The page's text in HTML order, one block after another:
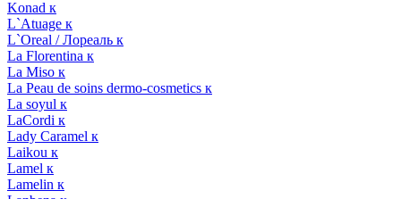
Konad к
L`Atuage к
L`Oreal / Лореаль к
La Florentina к
La Miso к
La Peau de soins dermo-cosmetics к
La soyul к
LaCordi к
Lady Caramel к
Laikou к
Lamel к
Lamelin к